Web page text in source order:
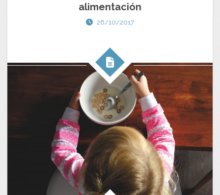
alimentación
26/10/2017